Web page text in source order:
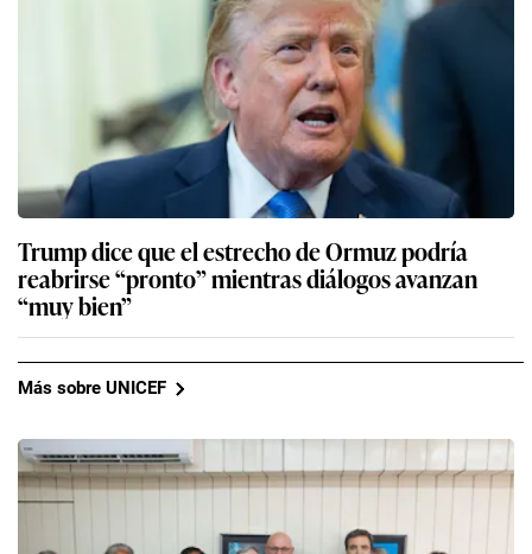
Trump dice que el estrecho de Ormuz podría
reabrirse “pronto” mientras diálogos avanzan
“muy bien”
Más sobre UNICEF